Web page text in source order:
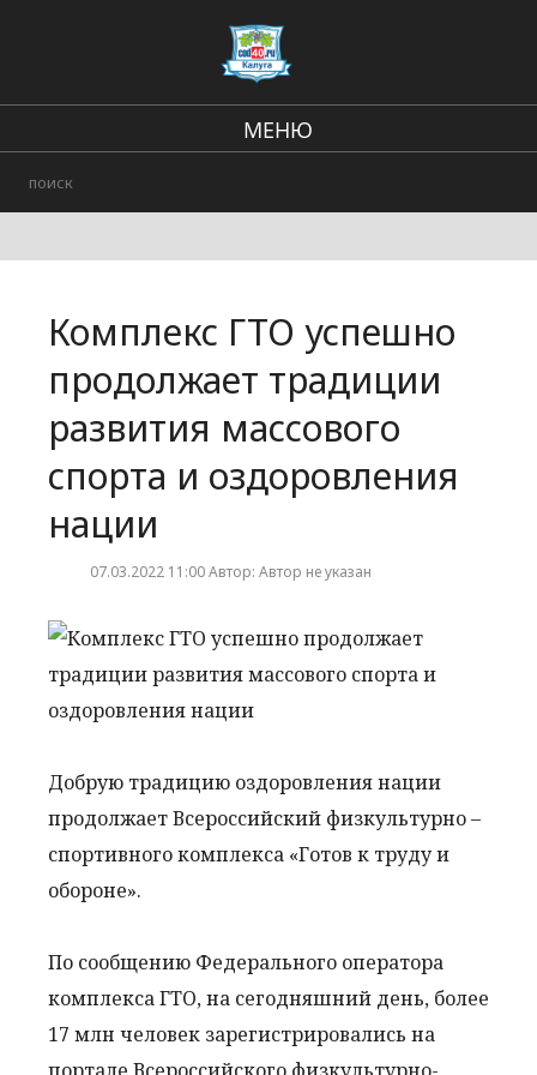
МЕНЮ
Происшествия
Комплекс ГТО успешно
продолжает традиции
развития массового
спорта и оздоровления
нации
07.03.2022 11:00 Автор: Автор не указан
Добрую традицию оздоровления нации
продолжает Всероссийский физкультурно –
спортивного комплекса «Готов к труду и
обороне».
По сообщению Федерального оператора
комплекса ГТО, на сегодняшний день, более
17 млн человек зарегистрировались на